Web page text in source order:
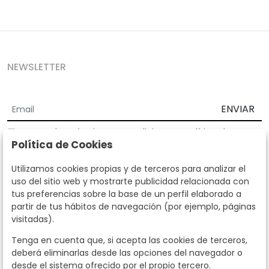
NEWSLETTER
ENVIAR
Acepto los Términos y Condiciones
Política de
privacidad
Según la LOPD y disposiciones de desarrollo, informamos que sus
datos personales serán tratados por parte de Subastas Segre con la
finalidad de gestionar la relación comercial. Puede ejercitar los
derechos de acceso, rectificación, cancelación, oposición y demás
derechos en los términos establecidos en la normativa vigente
dirigiéndote a nosotros. Asimismo, nos puede solicitar el envío de
llamando al teléfono 915159584 o enviando un e-mail a
info@subastassegre.es
Este sitio está protegido por reCAPTCHA y se aplican la
Política de Cookies
Utilizamos cookies propias y de terceros para analizar el
uso del sitio web y mostrarte publicidad relacionada con
tus preferencias sobre la base de un perfil elaborado a
partir de tus hábitos de navegación (por ejemplo, páginas
visitadas).
Tenga en cuenta que, si acepta las cookies de terceros,
deberá eliminarlas desde las opciones del navegador o
desde el sistema ofrecido por el propio tercero.